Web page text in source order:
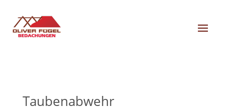
Taubenabwehr